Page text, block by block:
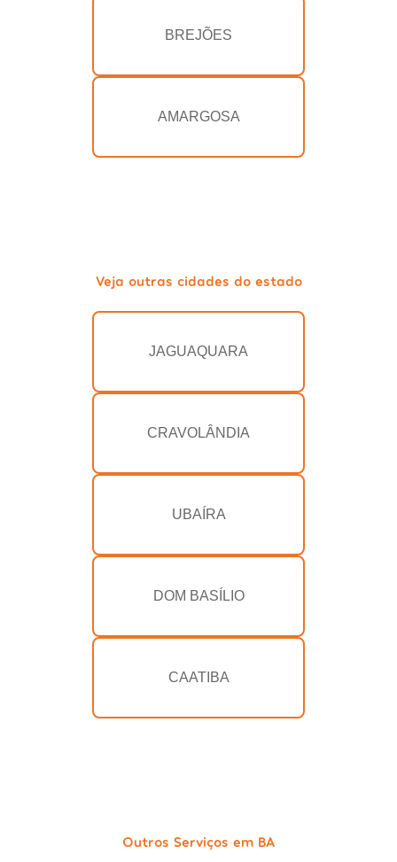
BREJÕES
AMARGOSA
Veja outras cidades do estado
JAGUAQUARA
CRAVOLÂNDIA
UBAÍRA
DOM BASÍLIO
CAATIBA
Outros Serviços em BA